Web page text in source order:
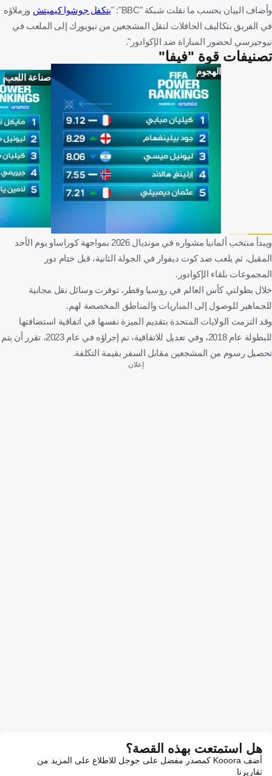
وأضاف البيان بحسب ما نقلت شبكة "BBC": "
يتكفل جوشوا كيميتش وزملاؤه
في الفريق بتكاليف الحافلات لنقل المشجعين من نيويورك إلى الملعب في
نيوجيرسي لحضور المباراة ضد الإكوادور".
تصنيفات قوة "فيفا"
الهجوم
صناعة اللعب
ويبدأ منتخب ألمانيا مشواره في مونديال 2026 بمواجهة كوراساو يوم الأحد
المقبل، ثم يلعب ضد كوت ديفوار في الجولة الثانية، قبل ختام دور
المجموعات بلقاء الإكوادور.
خلال بطولتي كأس العالم في روسيا وقطر، توفرت وسائل نقل مجانية
للجماهير للوصول إلى المباريات والمناطق المخصصة لهم.
وقد التزمت الولايات المتحدة بتقديم الميزة نفسها في اتفاقية استضافتها
للبطولة عام 2018، وفي تعديل للاتفاقية، تم إجراؤه في عام 2023، تقرر أن يتم
تحصيل رسوم من المشجعين مقابل السفر بقيمة التكلفة.
إعلان
هل استمتعت بهذه القصة؟
أضف Kooora كمصدر مفضل على جوجل للاطلاع على المزيد من
تقاريرنا